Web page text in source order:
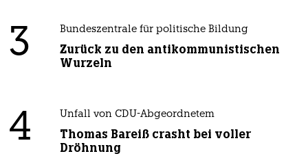
3 Bundeszentrale für politische Bildung
Zurück zu den antikommunistischen
Wurzeln
4 Unfall von CDU-Abgeordnetem
Thomas Bareiß crasht bei voller
Dröhnung